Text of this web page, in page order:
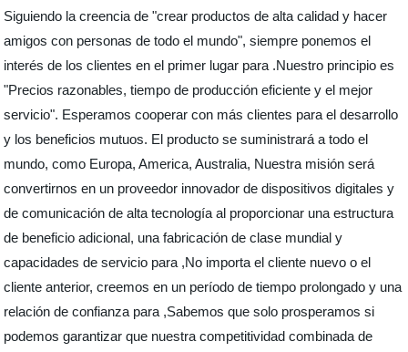
Siguiendo la creencia de "crear productos de alta calidad y hacer
amigos con personas de todo el mundo", siempre ponemos el
interés de los clientes en el primer lugar para .Nuestro principio es
"Precios razonables, tiempo de producción eficiente y el mejor
servicio". Esperamos cooperar con más clientes para el desarrollo
y los beneficios mutuos. El producto se suministrará a todo el
mundo, como Europa, America, Australia, Nuestra misión será
convertirnos en un proveedor innovador de dispositivos digitales y
de comunicación de alta tecnología al proporcionar una estructura
de beneficio adicional, una fabricación de clase mundial y
capacidades de servicio para ,No importa el cliente nuevo o el
cliente anterior, creemos en un período de tiempo prolongado y una
relación de confianza para ,Sabemos que solo prosperamos si
podemos garantizar que nuestra competitividad combinada de